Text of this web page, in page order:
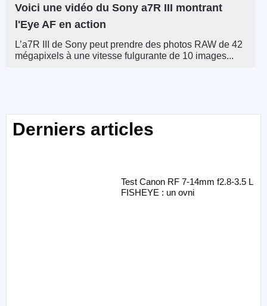
Voici une vidéo du Sony a7R III montrant
l'Eye AF en action
L’a7R III de Sony peut prendre des photos RAW de 42
mégapixels à une vitesse fulgurante de 10 images...
Derniers articles
Test Canon RF 7-14mm f2.8-3.5 L
FISHEYE : un ovni